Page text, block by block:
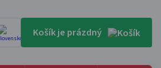
Košík je prázdný